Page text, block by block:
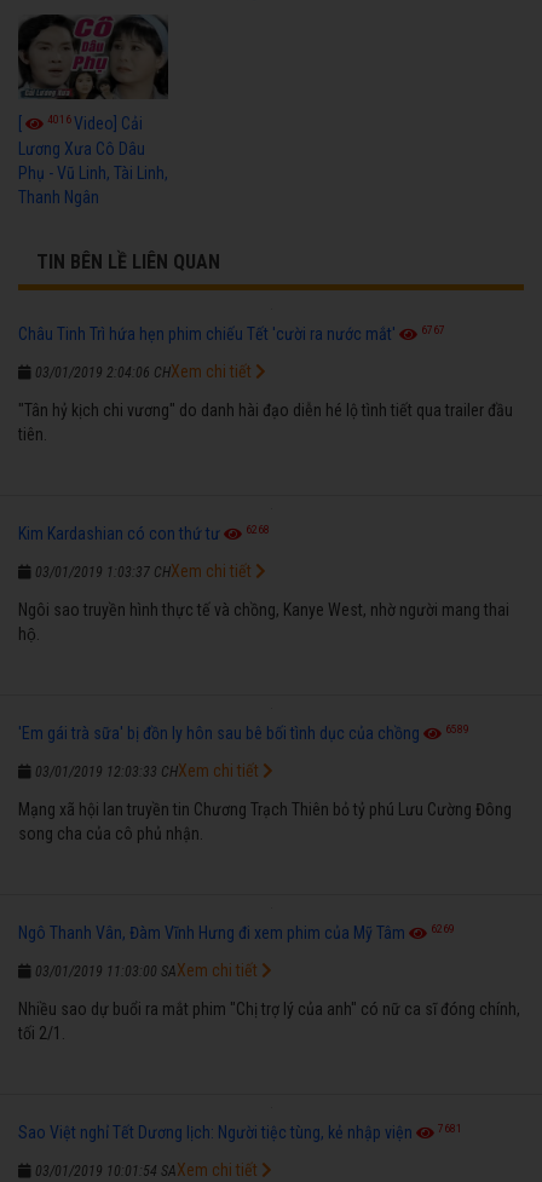
[ 4016Video] Cải
Lương Xưa Cô Dâu
Phụ - Vũ Linh, Tài Linh,
Thanh Ngân
TIN BÊN LỀ LIÊN QUAN
Châu Tinh Trì hứa hẹn phim chiếu Tết 'cười ra nước mắt' 6767
03/01/2019 2:04:06 CH
"Tân hỷ kịch chi vương" do danh hài đạo diễn hé lộ tình tiết qua trailer đầu
tiên.
Xem chi tiết
Kim Kardashian có con thứ tư 6268
03/01/2019 1:03:37 CH
Ngôi sao truyền hình thực tế và chồng, Kanye West, nhờ người mang thai
hộ.
Xem chi tiết
'Em gái trà sữa' bị đồn ly hôn sau bê bối tình dục của chồng 6589
03/01/2019 12:03:33 CH
Mạng xã hội lan truyền tin Chương Trạch Thiên bỏ tỷ phú Lưu Cường Đông
song cha của cô phủ nhận.
Xem chi tiết
Ngô Thanh Vân, Đàm Vĩnh Hưng đi xem phim của Mỹ Tâm 6269
03/01/2019 11:03:00 SA
Nhiều sao dự buổi ra mắt phim "Chị trợ lý của anh" có nữ ca sĩ đóng chính,
tối 2/1.
Xem chi tiết
Sao Việt nghỉ Tết Dương lịch: Người tiệc tùng, kẻ nhập viện 7681
03/01/2019 10:01:54 SAXem chi tiết